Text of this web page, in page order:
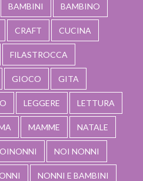
BAMBINI BAMBINO
CRAFT CUCINA
FILASTROCCA
GIOCO GITA
LEGGERE LETTURA
MAMME NATALE
NOI NONNI
NONNI E BAMBINI